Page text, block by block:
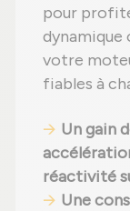
pour
dynamique
votre
fiables à
Un gain
réactivité
Une